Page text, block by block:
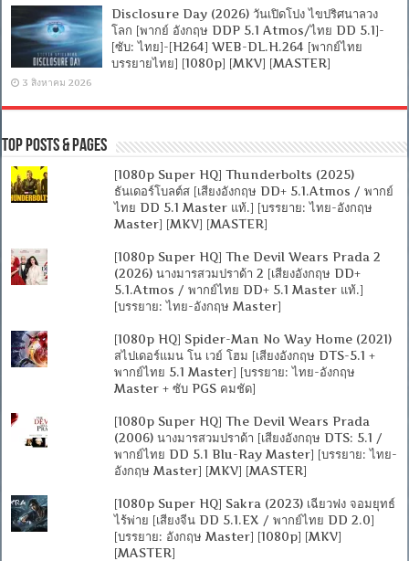
Disclosure Day (2026) วันเปิดโปง ไขปริศนาลวง
โลก [พากย์ อังกฤษ DDP 5.1 Atmos/ไทย DD 5.1]-
[ซับ: ไทย]-[H264] WEB-DL.H.264 [พากย์ไทย
บรรยายไทย] [1080p] [MKV] [MASTER]
3 สิงหาคม 2026
Top Posts & Pages
[1080p Super HQ] Thunderbolts (2025)
ธันเดอร์โบลต์ส [เสียงอังกฤษ DD+ 5.1.Atmos / พากย์
ไทย DD 5.1 Master แท้.] [บรรยาย: ไทย-อังกฤษ
Master] [MKV] [MASTER]
[1080p Super HQ] The Devil Wears Prada 2
(2026) นางมารสวมปราด้า 2 [เสียงอังกฤษ DD+
5.1.Atmos / พากย์ไทย DD+ 5.1 Master แท้.]
[บรรยาย: ไทย-อังกฤษ Master]
[1080p HQ] Spider-Man No Way Home (2021)
สไปเดอร์แมน โน เวย์ โฮม [เสียงอังกฤษ DTS-5.1 +
พากย์ไทย 5.1 Master] [บรรยาย: ไทย-อังกฤษ
Master + ซับ PGS คมชัด]
[1080p Super HQ] The Devil Wears Prada
(2006) นางมารสวมปราด้า [เสียงอังกฤษ DTS: 5.1 /
พากย์ไทย DD 5.1 Blu-Ray Master] [บรรยาย: ไทย-
อังกฤษ Master] [MKV] [MASTER]
[1080p Super HQ] Sakra (2023) เฉียวฟง จอมยุทธ์
ไร้พ่าย [เสียงจีน DD 5.1.EX / พากย์ไทย DD 2.0]
[บรรยาย: อังกฤษ Master] [1080p] [MKV]
[MASTER]